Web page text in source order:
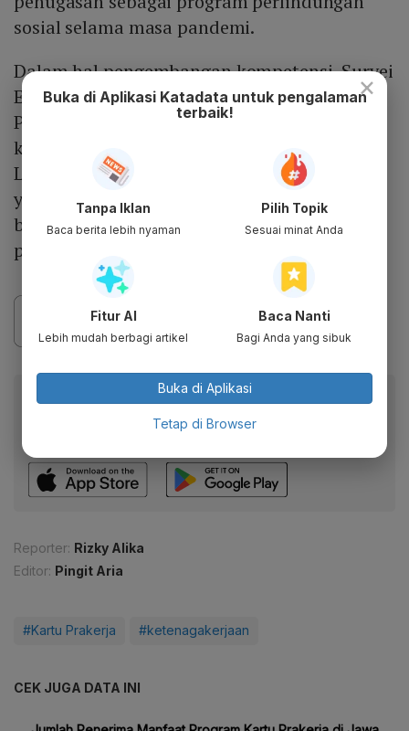
sosial selama masa pandemi.
Dalam hal pengembangan kompetensi, Survei
Evaluasi yang dilakukan oleh Manajemen
Pelaksana mencatat bahwa 94% penerima
kartu prakerja bertambah kemampuannya.
Lebih dari sepertiga penerima kartu prakerja
yang semula tidak bekerja berubah menjadi
bekerja, baik sebagai karyawan maupun
pelaku wirausaha.
Baca artikel ini lewat aplikasi mobile.
Dapatkan pengalaman membaca lebih nyaman dan nikmati
Reporter: Rizky Alika
Editor: Pingit Aria
#Kartu Prakerja #ketenagakerjaan
CEK JUGA DATA INI
×
Buka di Aplikasi Katadata untuk pengalaman
terbaik!
Tanpa Iklan
Baca berita lebih nyaman
Pilih Topik
Sesuai minat Anda
Fitur AI
Lebih mudah berbagi artikel
Baca Nanti
Bagi Anda yang sibuk
Buka di Aplikasi
Tetap di Browser